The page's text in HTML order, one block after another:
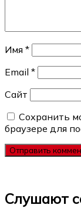
Имя *
Email *
Сайт
Сохранить
браузере для
Слушают